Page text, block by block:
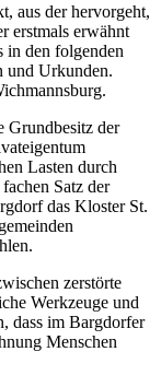
aus der hervorgeht,
erstmals erwähnt
in den folgenden
und Urkunden.
Grundbesitz der
Lasten durch
Satz der
das Kloster St.
zerstörte
Werkzeuge und
dass im Bargdorfer
Menschen